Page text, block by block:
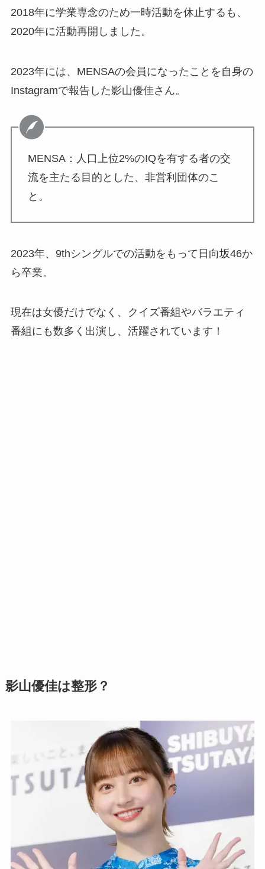
2018年に学業専念のため一時活動を休止するも、
2020年に活動再開しました。
2023年には、MENSAの会員になったことを自身の
Instagramで報告した影山優佳さん。
MENSA：人口上位2%のIQを有する者の交
流を主たる目的とした、非営利団体のこ
と。
2023年、9thシングルでの活動をもって日向坂46か
ら卒業。
現在は女優だけでなく、クイズ番組やバラエティ
番組にも数多く出演し、活躍されています！
影山優佳は整形？